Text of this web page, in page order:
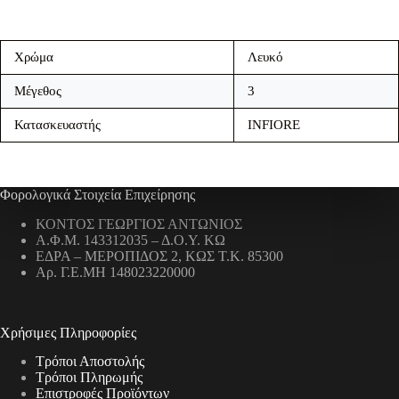
Χρώμα Λευκό
Μέγεθος 3
Κατασκευαστής INFIORE
Φορολογικά Στοιχεία Επιχείρησης
ΚΟΝΤΟΣ ΓΕΩΡΓΙΟΣ ΑΝΤΩΝΙΟΣ
Α.Φ.Μ. 143312035 – Δ.Ο.Υ. ΚΩ
ΕΔΡΑ – ΜΕΡΟΠΙΔΟΣ 2, ΚΩΣ Τ.Κ. 85300
Αρ. Γ.Ε.ΜΗ 148023220000
Χρήσιμες Πληροφορίες
Τρόποι Αποστολής
Τρόποι Πληρωμής
Επιστροφές Προϊόντων